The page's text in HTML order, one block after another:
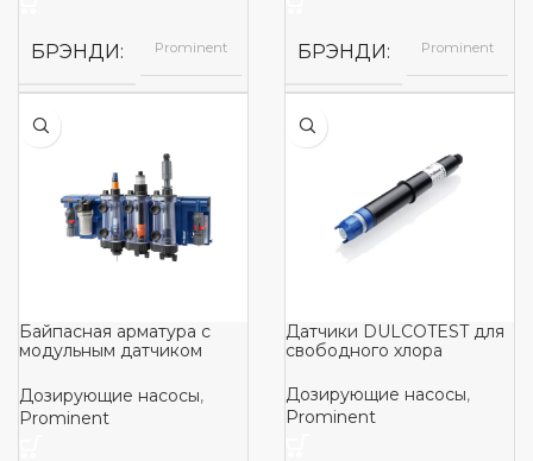
БРЭНДИ Prominent БРЭНДИ Prominent
Байпасная арматура с
модульным датчиком
Дозирующие насосы,
Prominent
Датчики DULCOTEST для
свободного хлора
Дозирующие насосы,
Prominent